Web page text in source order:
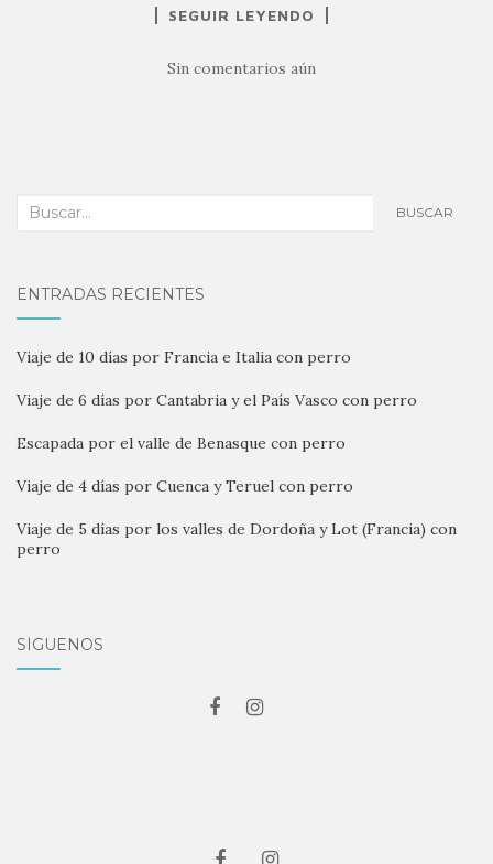
SEGUIR LEYENDO
Sin comentarios aún
Buscar: BUSCAR
ENTRADAS RECIENTES
Viaje de 10 días por Francia e Italia con perro
Viaje de 6 días por Cantabria y el País Vasco con perro
Escapada por el valle de Benasque con perro
Viaje de 4 días por Cuenca y Teruel con perro
Viaje de 5 días por los valles de Dordoña y Lot (Francia) con
perro
SÍGUENOS